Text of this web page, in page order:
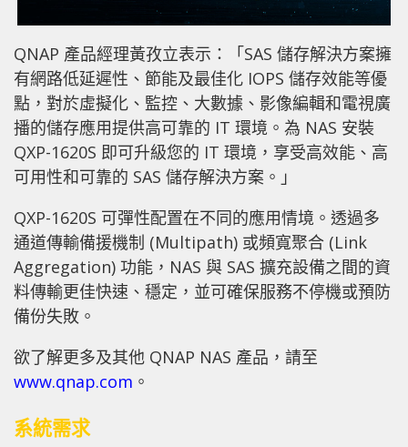
QNAP 產品經理黃孜立表示：「SAS 儲存解決方案擁
有網路低延遲性、節能及最佳化 IOPS 儲存效能等優
點，對於虛擬化、監控、大數據、影像編輯和電視廣
播的儲存應用提供高可靠的 IT 環境。為 NAS 安裝
QXP-1620S 即可升級您的 IT 環境，享受高效能、高
可用性和可靠的 SAS 儲存解決方案。」
QXP-1620S 可彈性配置在不同的應用情境。透過多
通道傳輸備援機制 (Multipath) 或頻寬聚合 (Link
Aggregation) 功能，NAS 與 SAS 擴充設備之間的資
料傳輸更佳快速、穩定，並可確保服務不停機或預防
備份失敗。
欲了解更多及其他 QNAP NAS 產品，請至
www.qnap.com 。
系統需求